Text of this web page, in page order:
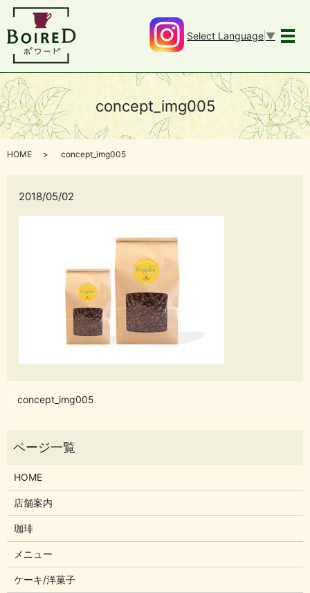
メ
Select Language ▼
concept_img005
HOME concept_img005
2018/05/02
concept_img005
HOME
店舗案内
珈琲
メニュー
ケーキ/洋菓子